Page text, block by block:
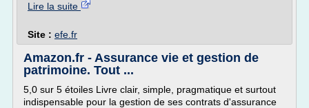
Lire la suite
Site : efe.fr
Amazon.fr - Assurance vie et gestion de
patrimoine. Tout ...
5,0 sur 5 étoiles Livre clair, simple, pragmatique et surtout
indispensable pour la gestion de ses contrats d'assurance